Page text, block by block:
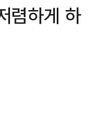
렴하게 하